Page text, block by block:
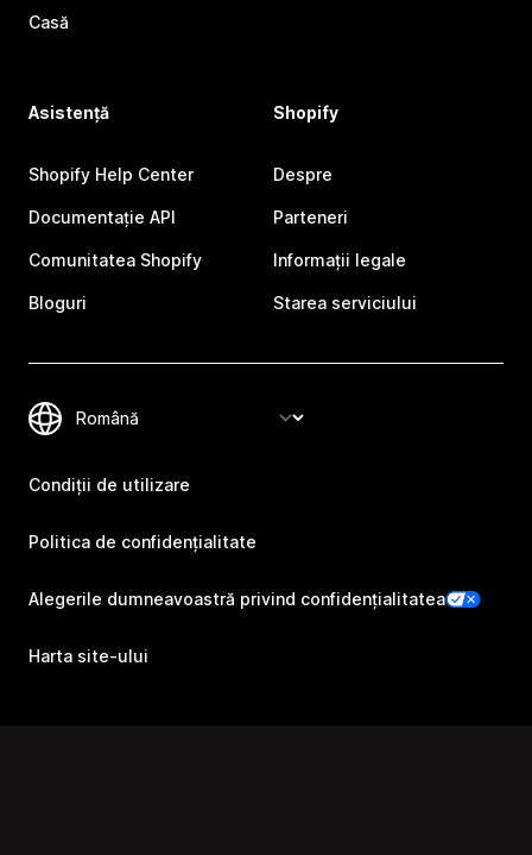
Casă
Asistență
Shopify Help Center
Documentație API
Comunitatea Shopify
Bloguri
Shopify
Despre
Parteneri
Informații legale
Starea serviciului
Condiții de utilizare
Politica de confidențialitate
Alegerile dumneavoastră privind confidențialitatea
Harta site-ului